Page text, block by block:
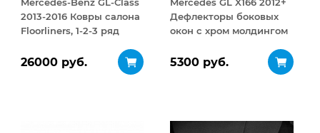
2013-2016 Ковры салона
Floorliners, 1-2-3 ряд
26000 руб.
Дефлекторы боковых
окон с хром молдингом
5300 руб.